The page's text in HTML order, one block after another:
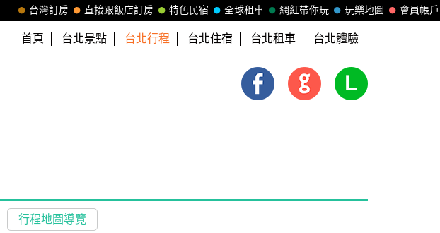
會員帳戶
玩樂地圖
網紅帶你玩
全球租車
特色民宿
直接跟飯店訂房
台灣訂房
首頁 台北景點 台北行程 台北住宿 台北租車 台北體驗
行程地圖導覽